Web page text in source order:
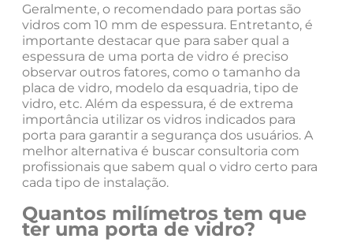
Geralmente, o recomendado para portas são
vidros com 10 mm de espessura. Entretanto, é
importante destacar que para saber qual a
espessura de uma porta de vidro é preciso
observar outros fatores, como o tamanho da
placa de vidro, modelo da esquadria, tipo de
vidro, etc. Além da espessura, é de extrema
importância utilizar os vidros indicados para
porta para garantir a segurança dos usuários. A
melhor alternativa é buscar consultoria com
profissionais que sabem qual o vidro certo para
cada tipo de instalação.
Quantos milímetros tem que
ter uma porta de vidro?